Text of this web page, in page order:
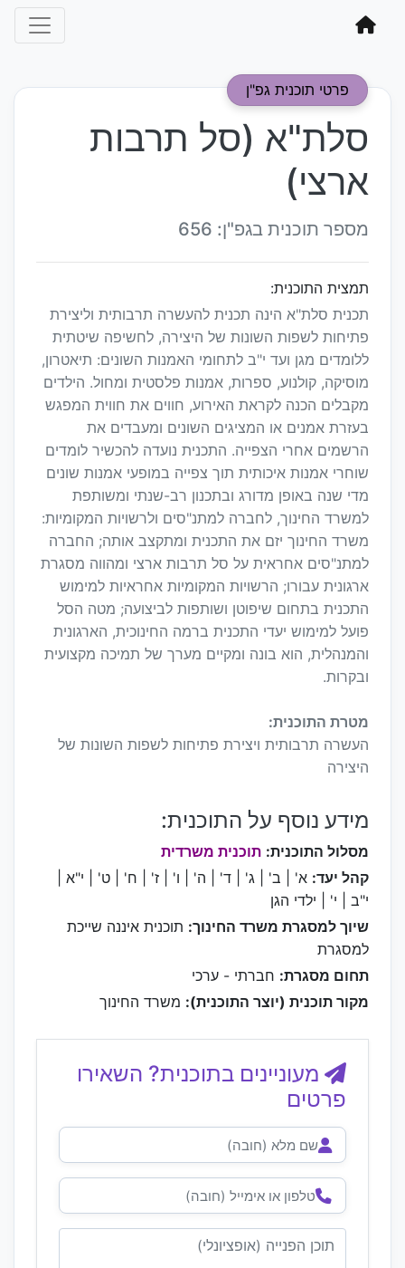
פרטי תוכנית גפ"ן
סלת"א (סל תרבות
ארצי)
מספר תוכנית בגפ"ן: 656
תמצית התוכנית:
תכנית סלת"א הינה תכנית להעשרה תרבותית וליצירת
פתיחות לשפות השונות של היצירה, לחשיפה שיטתית
ללומדים מגן ועד י"ב לתחומי האמנות השונים: תיאטרון,
מוסיקה, קולנוע, ספרות, אמנות פלסטית ומחול. הילדים
מקבלים הכנה לקראת האירוע, חווים את חווית המפגש
בעזרת אמנים או המציגים השונים ומעבדים את
הרשמים אחרי הצפייה. התכנית נועדה להכשיר לומדים
שוחרי אמנות איכותית תוך צפייה במופעי אמנות שונים
מדי שנה באופן מדורג ובתכנון רב-שנתי ומשותפת
למשרד החינוך, לחברה למתנ"סים ולרשויות המקומיות:
משרד החינוך יזם את התכנית ומתקצב אותה; החברה
למתנ"סים אחראית על סל תרבות ארצי ומהווה מסגרת
ארגונית עבורו; הרשויות המקומיות אחראיות למימוש
התכנית בתחום שיפוטן ושותפות לביצועה; מטה הסל
פועל למימוש יעדי התכנית ברמה החינוכית, הארגונית
והמנהלית, הוא בונה ומקיים מערך של תמיכה מקצועית
ובקרות.
מטרת התוכנית:
העשרה תרבותית ויצירת פתיחות לשפות השונות של
היצירה
מידע נוסף על התוכנית:
מסלול התוכנית: תוכנית משרדית
קהל יעד: א' | ב' | ג' | ד' | ה' | ו' | ז' | ח' | ט' | י"א |
י"ב | י' | ילדי הגן
שיוך למסגרת משרד החינוך: תוכנית איננה שייכת
למסגרת
תחום מסגרת: חברתי - ערכי
מקור תוכנית (יוצר התוכנית): משרד החינוך
מעוניינים בתוכנית? השאירו
פרטים